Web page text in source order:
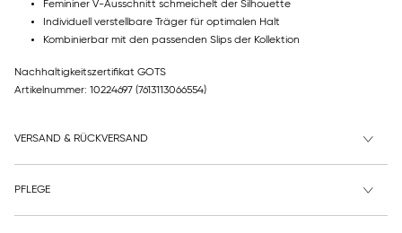
Femininer V-Ausschnitt schmeichelt der Silhouette
Individuell verstellbare Träger für optimalen Halt
Kombinierbar mit den passenden Slips der Kollektion
Nachhaltigkeitszertifikat GOTS
Artikelnummer: 10224697 (7613113066554)
VERSAND & RÜCKVERSAND
PFLEGE